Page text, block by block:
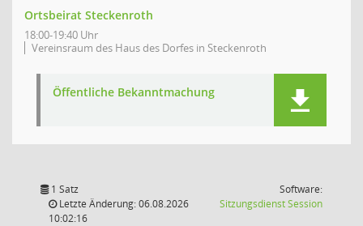
Ortsbeirat Steckenroth
18:00-19:40 Uhr
Vereinsraum des Haus des Dorfes in Steckenroth
Öffentliche Bekanntmachung
1 Satz
Letzte Änderung: 06.08.2026
10:02:16
Software:
SitzungsdienstSession(Wird in